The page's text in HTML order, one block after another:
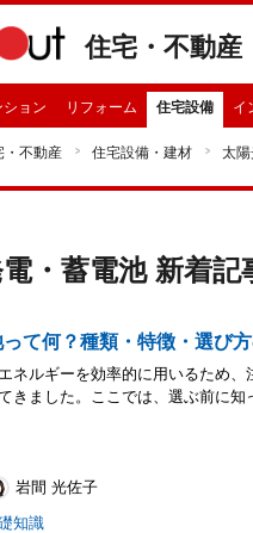
住宅・不動産
ション リフォーム 住宅設備 イ
・不動産 住宅設備・建材 太
・蓄電池 新着記
て何？種類・特徴・選び
ネルギーを効率的に用いるため
きました。ここでは、選ぶ前に
岩間 光佐子
知識